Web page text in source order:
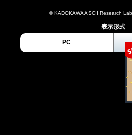
© KADOKAWA ASCII Research
表示形式
PC